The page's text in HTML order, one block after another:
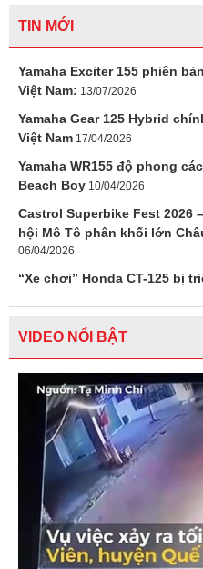
TIN MỚI
Yamaha Exciter 155 phiên
Việt Nam: 13/07/2026
Yamaha Gear 125 Hybrid
Việt Nam 17/04/2026
Yamaha WR155 độ phong
Beach Boy 10/04/2026
Castrol Superbike Fest 2026
hội Mô Tô phân khối lớn
06/04/2026
“Xe chơi” Honda CT-125 bị
VIDEO NỔI BẬT